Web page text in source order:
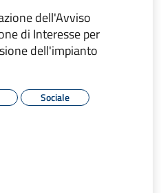
dell'Avviso
di Interesse per
dell'impianto
Sociale